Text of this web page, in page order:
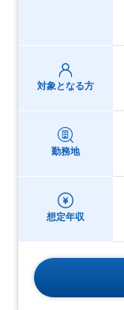
対象となる方
勤務地
想定年収